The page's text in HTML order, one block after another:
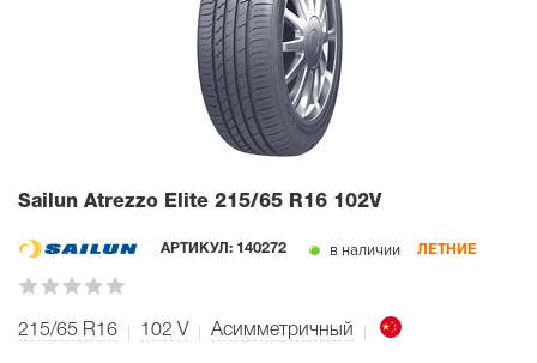
Sailun Atrezzo Elite 215/65 R16 102V
АРТИКУЛ: 140272 в наличии ЛЕТНИЕ
215/65 R16 102 V Асимметричный